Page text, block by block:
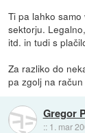
Ti pa lahko
sektorju.
itd. in tudi s
Za razliko do
pa zgolj na
Gregor
:: 1. mar